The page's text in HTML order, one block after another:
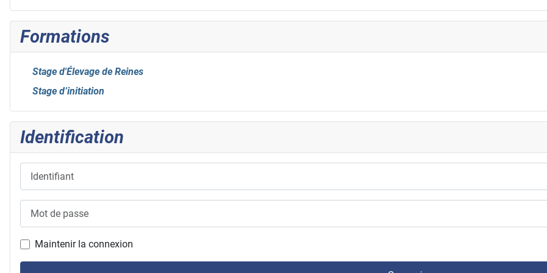
Formations
Stage d'Élevage de Reines
Stage d’initiation
Identification
Maintenir la connexion